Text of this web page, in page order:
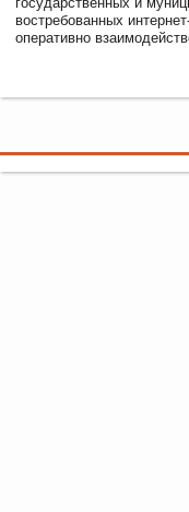
востребованных
оперативно